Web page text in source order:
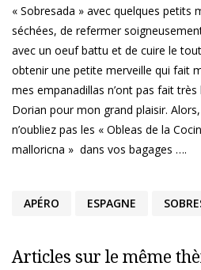
« Sobresada » avec quelques petits
séchées, de refermer
avec un oeuf battu et de cuire le
obtenir une petite merveille qui fait
mes empanadillas n’ont pas fait
Dorian pour mon grand plaisir.
n’oubliez pas les « Obleas de la
malloricna » dans vos bagages ….
APÉRO ESPAGNE
Articles sur le même